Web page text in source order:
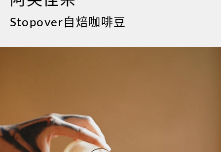
Stopover自焙咖啡豆